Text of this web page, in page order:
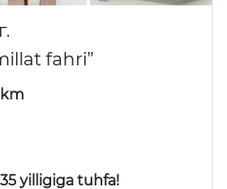
fahri”
yilligiga tuhfa!